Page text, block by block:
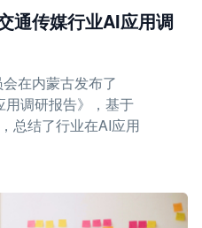
通传媒行业AI应用调
在内蒙古发布了
用调研报告》，基于
总结了行业在AI应用